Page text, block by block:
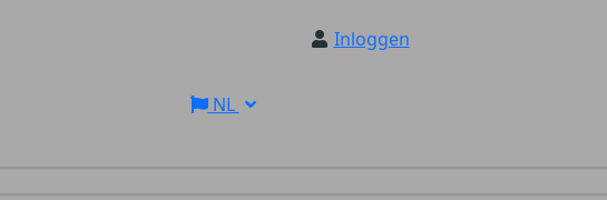
Inloggen
NL